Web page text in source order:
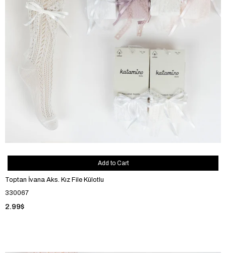
Toptan İvana Aks. Kız File Külotlu
330067
2.99$
Add to Cart